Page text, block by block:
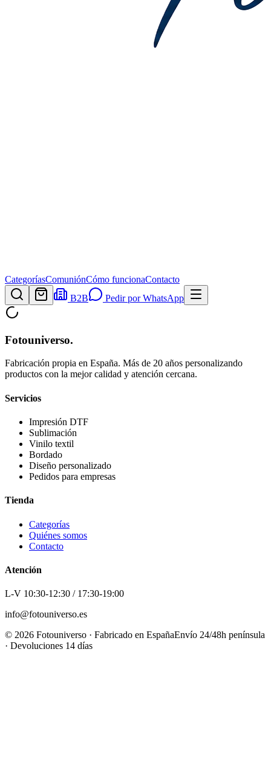
CategoríasComuniónCómo funcionaContacto
B2B
Pedir por WhatsApp
Fotouniverso.
Fabricación propia en España. Más de 20 años personalizando
productos con la mejor calidad y atención cercana.
Servicios
Impresión DTF
Sublimación
Vinilo textil
Bordado
Diseño personalizado
Pedidos para empresas
Tienda
Categorías
Quiénes somos
Contacto
Atención
L-V 10:30-12:30 / 17:30-19:00
info@fotouniverso.es
© 2026 Fotouniverso · Fabricado en EspañaEnvío 24/48h península
· Devoluciones 14 días